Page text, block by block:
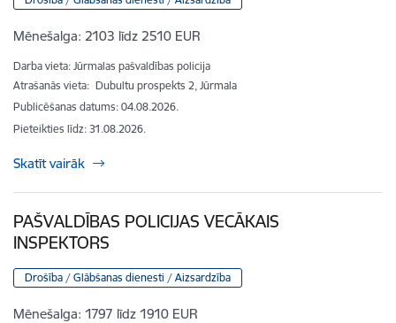
Mēnešalga: 2103 līdz 2510 EUR
Darba vieta: Jūrmalas pašvaldības policija
Atrašanās vieta: Dubultu prospekts 2, Jūrmala
Publicēšanas datums: 04.08.2026.
Pieteikties līdz: 31.08.2026.
Skatīt vairāk
PAŠVALDĪBAS POLICIJAS VECĀKAIS
INSPEKTORS
Drošība / Glābšanas dienesti / Aizsardzība
Mēnešalga: 1797 līdz 1910 EUR